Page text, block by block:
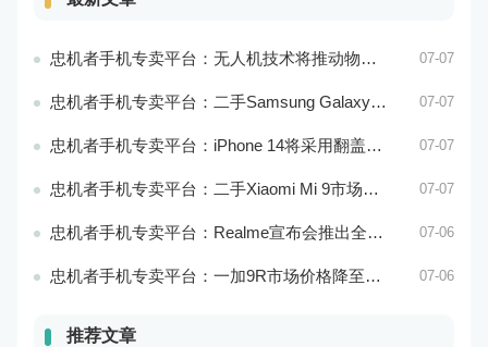
忠机者手机专卖平台：无人机技术将推动物流行业的智能化发展 07-07
忠机者手机专卖平台：二手Samsung Galaxy M21市场价格相对稳定 07-07
忠机者手机专卖平台：iPhone 14将采用翻盖式设计？ 07-07
忠机者手机专卖平台：二手Xiaomi Mi 9市场价格相对稳定 07-07
忠机者手机专卖平台：Realme宣布会推出全新Realme X10 Max 5G 07-06
忠机者手机专卖平台：一加9R市场价格降至2000元以下 07-06
推荐文章